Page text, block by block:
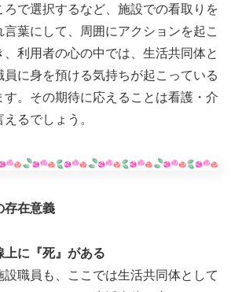
ろで選択するなど、施設での看取りを
葉にして、周囲にアクションを起こ
、利用者の心の中では、生活共同体と
員に身を預ける気持ちが起こっている
。その期待に応えることは看護・介
るでしょう。
存在意義
に『死』がある
職員も、ここでは生活共同体として